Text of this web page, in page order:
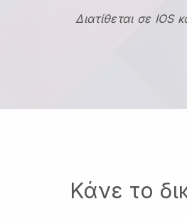
Διατίθεται σε IOS
Κάνε το